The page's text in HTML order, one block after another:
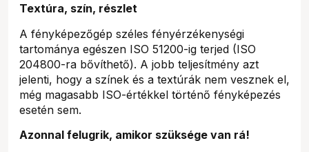
Textúra, szín, részlet
A fényképezőgép széles fényérzékenységi
tartománya egészen ISO 51200-ig terjed (ISO
204800-ra bővíthető). A jobb teljesítmény azt
jelenti, hogy a színek és a textúrák nem vesznek el,
még magasabb ISO-értékkel történő fényképezés
esetén sem.
Azonnal felugrik, amikor szüksége van rá!